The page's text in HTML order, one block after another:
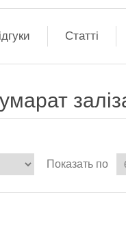
Статті
Показать по